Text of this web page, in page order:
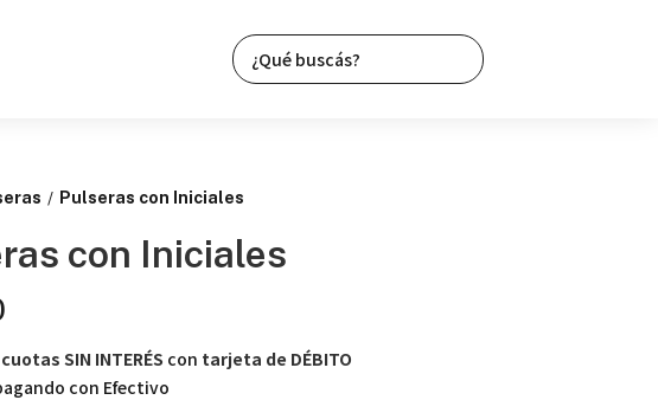
/ Pulseras con Iniciales
con Iniciales
SIN INTERÉS con tarjeta de DÉBITO
con Efectivo